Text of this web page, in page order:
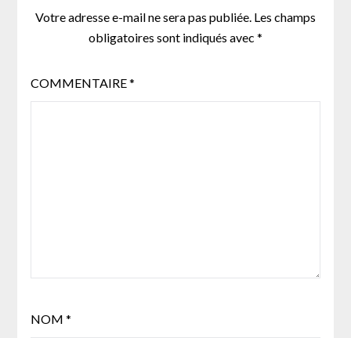
Votre adresse e-mail ne sera pas publiée. Les champs
obligatoires sont indiqués avec *
COMMENTAIRE*
NOM *